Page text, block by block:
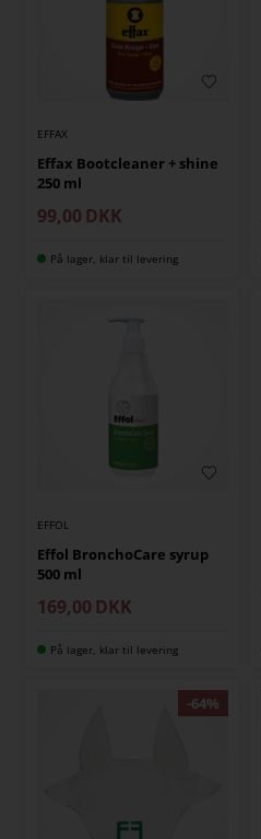
EFFAX
Effax Bootcleaner + shine
250 ml
99,00 DKK
På lager, klar til levering
EFFOL
Effol BronchoCare syrup
500 ml
169,00 DKK
På lager, klar til levering